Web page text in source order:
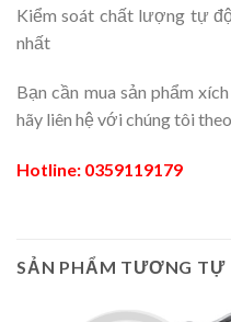
Kiểm soát chất lượng tự
nhất
Bạn cần mua sản phẩm
hãy liên hệ với chúng tôi
Hotline: 0359119179
SẢN PHẨM TƯƠNG TỰ